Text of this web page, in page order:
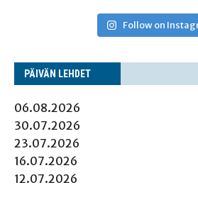
Follow on
PÄI­VÄN LEHDET
06.08.2026
30.07.2026
23.07.2026
16.07.2026
12.07.2026